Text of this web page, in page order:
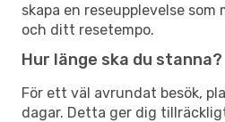
skapa en reseupplevelse
och ditt resetempo.
Hur länge ska du stanna?
För ett väl avrundat besök,
dagar. Detta ger dig